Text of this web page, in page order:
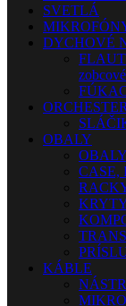
SVETLÁ
DYCHOVÉ
ORCHESTER
OBALY
CASE,
KÁBLE